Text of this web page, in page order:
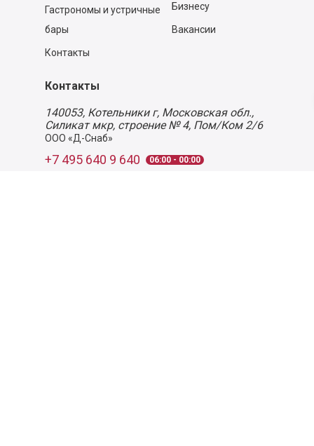
Гастрономы и устричные
бары
Контакты
Бизнесу
Вакансии
Контакты
140053, Котельники г, Московская обл.,
Силикат мкр, строение № 4, Пом/Ком 2/6
ООО «Д-Снаб»
+7 495 640 9 640 06:00 - 00:00